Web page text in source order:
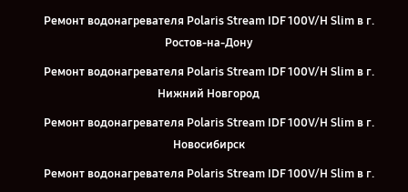
Ремонт водонагревателя Polaris Stream IDF 100V/H Slim в г.
Ростов-на-Дону
Ремонт водонагревателя Polaris Stream IDF 100V/H Slim в г.
Нижний Новгород
Ремонт водонагревателя Polaris Stream IDF 100V/H Slim в г.
Новосибирск
Ремонт водонагревателя Polaris Stream IDF 100V/H Slim в г.